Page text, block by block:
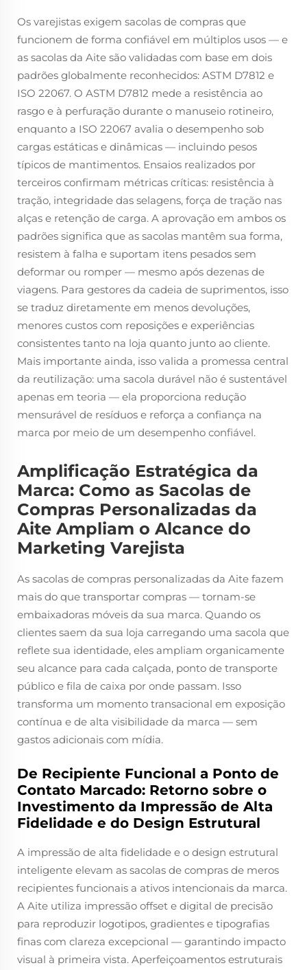
Os varejistas exigem sacolas de compras que
funcionem de forma confiável em múltiplos usos — e
as sacolas da Aite são validadas com base em dois
padrões globalmente reconhecidos: ASTM D7812 e
ISO 22067. O ASTM D7812 mede a resistência ao
rasgo e à perfuração durante o manuseio rotineiro,
enquanto a ISO 22067 avalia o desempenho sob
cargas estáticas e dinâmicas — incluindo pesos
típicos de mantimentos. Ensaios realizados por
terceiros confirmam métricas críticas: resistência à
tração, integridade das selagens, força de tração nas
alças e retenção de carga. A aprovação em ambos os
padrões significa que as sacolas mantêm sua forma,
resistem à falha e suportam itens pesados sem
deformar ou romper — mesmo após dezenas de
viagens. Para gestores da cadeia de suprimentos, isso
se traduz diretamente em menos devoluções,
menores custos com reposições e experiências
consistentes tanto na loja quanto junto ao cliente.
Mais importante ainda, isso valida a promessa central
da reutilização: uma sacola durável não é sustentável
apenas em teoria — ela proporciona redução
mensurável de resíduos e reforça a confiança na
marca por meio de um desempenho confiável.
Amplificação Estratégica da
Marca: Como as Sacolas de
Compras Personalizadas da
Aite Ampliam o Alcance do
Marketing Varejista
As sacolas de compras personalizadas da Aite fazem
mais do que transportar compras — tornam-se
embaixadoras móveis da sua marca. Quando os
clientes saem da sua loja carregando uma sacola que
reflete sua identidade, eles ampliam organicamente
seu alcance para cada calçada, ponto de transporte
público e fila de caixa por onde passam. Isso
transforma um momento transacional em exposição
contínua e de alta visibilidade da marca — sem
gastos adicionais com mídia.
De Recipiente Funcional a Ponto de
Contato Marcado: Retorno sobre o
Investimento da Impressão de Alta
Fidelidade e do Design Estrutural
A impressão de alta fidelidade e o design estrutural
inteligente elevam as sacolas de compras de meros
recipientes funcionais a ativos intencionais da marca.
A Aite utiliza impressão offset e digital de precisão
para reproduzir logotipos, gradientes e tipografias
finas com clareza excepcional — garantindo impacto
visual à primeira vista. Aperfeiçoamentos estruturais